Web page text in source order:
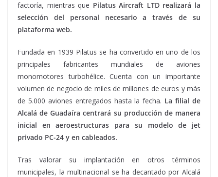
factoría, mientras que Pilatus Aircraft LTD realizará la
selección del personal necesario a través de su
plataforma web.
Fundada en 1939 Pilatus se ha convertido en uno de los
principales fabricantes mundiales de aviones
monomotores turbohélice. Cuenta con un importante
volumen de negocio de miles de millones de euros y más
de 5.000 aviones entregados hasta la fecha. La filial de
Alcalá de Guadaíra centrará su producción de manera
inicial en aeroestructuras para su modelo de jet
privado PC-24 y en cableados.
Tras valorar su implantación en otros términos
municipales, la multinacional se ha decantado por Alcalá